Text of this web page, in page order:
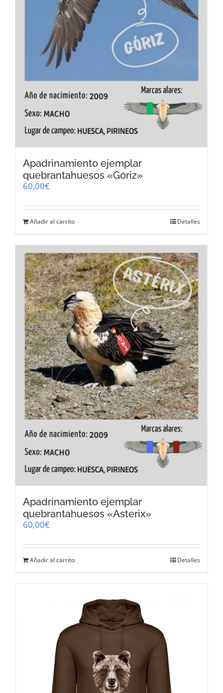
Apadrinamiento ejemplar
quebrantahuesos «Góriz»
60,00€
Añadir al carrito Detalles
Apadrinamiento ejemplar
quebrantahuesos «Asterix»
60,00€
Añadir al carrito Detalles